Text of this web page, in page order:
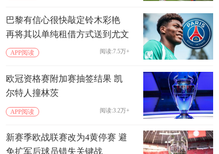
巴黎有信心很快敲定铃木彩艳
再将其以单纯租借方式送到尤文
APP阅读 阅读:7.5万+
欧冠资格赛附加赛抽签结果 凯
尔特人撞林茨
APP阅读 阅读:3.2万+
新赛季欧战联赛改为4黄停赛 避
免扩军后球员错失关键战